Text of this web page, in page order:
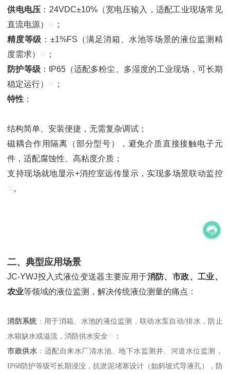
供电电压 ：24VDC±10%（宽电压输入，适配工业现场常见
直流电源）
；
精度等级 ：±1%FS（满足消箱、水池等场景的液位监测精
度需求）
；
防护等级：IP65（适配多粉尘、多湿度的工业现场，可长期
稳定运行）
；
特性 ：
结构简单、安装便捷，无需复杂调试；
磁耦合作用隔离（部分型号），避免介质直接接触电子元
件，适配腐蚀性、高粘度介质；
支持现场就地显示+消控室远传显示，实现多场景联动监控
。
二、典型应用场景
JC-YWJ投入式液位变送器主要应用于消防、市政、工业、
农业等领域的液位监测，解决传统液位测量的痛点：
消防系统：用于消箱、水池的液位监测，联动水泵自动/排水，防止
水箱缺水或溢流，消防供水安全
；
市政供水 ：适配自来水厂清水池、地下水监测井、河道水位监测，
IP68防护等级可长期浸没，抗淤泥堵塞设计（如斜坡式导液孔），防